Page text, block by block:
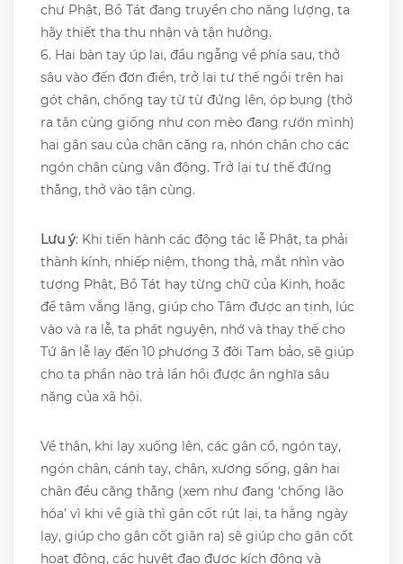
chư Phật, Bồ Tát đang truyền cho năng lượng, ta
hãy thiết tha thu nhận và tận hưởng.
6. Hai bàn tay úp lại, đầu ngẫng về phía sau, thở
sâu vào đến đơn điền, trở lại tư thế ngồi trên hai
gót chân, chống tay từ từ đứng lên, óp bụng (thở
ra tận cùng giống như con mèo đang rướn mình)
hai gân sau của chân căng ra, nhón chân cho các
ngón chân cùng vận động. Trở lại tư thế đứng
thẳng, thở vào tận cùng.
Lưu ý: Khi tiến hành các động tác lễ Phật, ta phải
thành kính, nhiếp niệm, thong thả, mắt nhìn vào
tượng Phật, Bồ Tát hay từng chữ của Kinh, hoặc
để tâm vắng lặng, giúp cho Tâm được an tịnh, lúc
vào và ra lễ, ta phát nguyện, nhớ và thay thế cho
Tứ ân lễ lạy đến 10 phương 3 đời Tam bảo, sẽ giúp
cho ta phần nào trả lần hồi được ân nghĩa sâu
nặng của xã hội.
Về thân, khi lạy xuống lên, các gân cổ, ngón tay,
ngón chân, cánh tay, chân, xương sống, gân hai
chân đều căng thẳng (xem như đang ‘chống lão
hóa’ vì khi về già thì gân cốt rút lại, ta hằng ngày
lạy, giúp cho gân cốt giãn ra) sẽ giúp cho gân cốt
hoạt động, các huyệt đạo được kích động và